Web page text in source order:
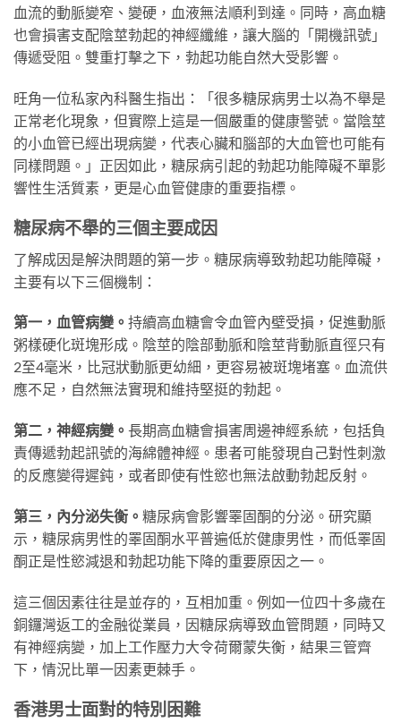
血流的動脈變窄、變硬，血液無法順利到達。同時，高血糖
也會損害支配陰莖勃起的神經纖維，讓大腦的「開機訊號」
傳遞受阻。雙重打擊之下，勃起功能自然大受影響。
旺角一位私家內科醫生指出：「很多糖尿病男士以為不舉是
正常老化現象，但實際上這是一個嚴重的健康警號。當陰莖
的小血管已經出現病變，代表心臟和腦部的大血管也可能有
同樣問題。」正因如此，糖尿病引起的勃起功能障礙不單影
響性生活質素，更是心血管健康的重要指標。
糖尿病不舉的三個主要成因
了解成因是解決問題的第一步。糖尿病導致勃起功能障礙，
主要有以下三個機制：
第一，血管病變。 持續高血糖會令血管內壁受損，促進動脈
粥樣硬化斑塊形成。陰莖的陰部動脈和陰莖背動脈直徑只有
2至4毫米，比冠狀動脈更幼細，更容易被斑塊堵塞。血流供
應不足，自然無法實現和維持堅挺的勃起。
第二，神經病變。 長期高血糖會損害周邊神經系統，包括負
責傳遞勃起訊號的海綿體神經。患者可能發現自己對性刺激
的反應變得遲鈍，或者即使有性慾也無法啟動勃起反射。
第三，內分泌失衡。 糖尿病會影響睪固酮的分泌。研究顯
示，糖尿病男性的睪固酮水平普遍低於健康男性，而低睪固
酮正是性慾減退和勃起功能下降的重要原因之一。
這三個因素往往是並存的，互相加重。例如一位四十多歲在
銅鑼灣返工的金融從業員，因糖尿病導致血管問題，同時又
有神經病變，加上工作壓力大令荷爾蒙失衡，結果三管齊
下，情況比單一因素更棘手。
香港男士面對的特別困難